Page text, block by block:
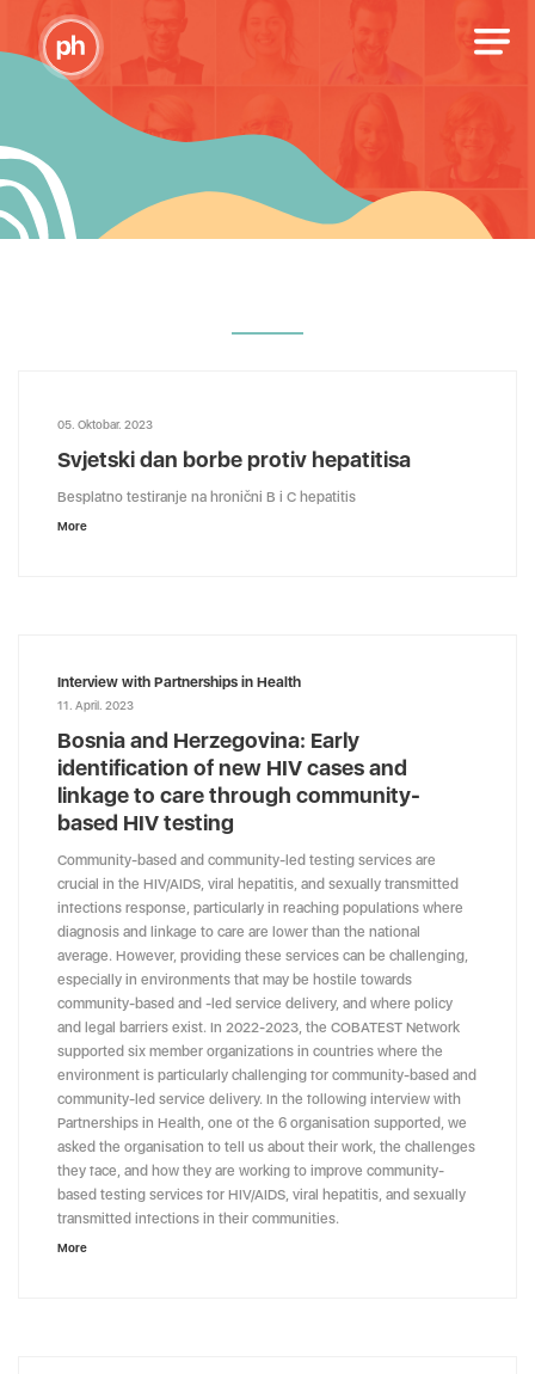
05. Oktobar. 2023
Svjetski dan borbe protiv hepatitisa
Besplatno testiranje na hronični B i C hepatitis
More
Interview with Partnerships in Health
11. April. 2023
Bosnia and Herzegovina: Early
identification of new HIV cases and
linkage to care through community-
based HIV testing
Community-based and community-led testing services are
crucial in the HIV/AIDS, viral hepatitis, and sexually transmitted
infections response, particularly in reaching populations where
diagnosis and linkage to care are lower than the national
average. However, providing these services can be challenging,
especially in environments that may be hostile towards
community-based and -led service delivery, and where policy
and legal barriers exist. In 2022-2023, the COBATEST Network
supported six member organizations in countries where the
environment is particularly challenging for community-based and
community-led service delivery. In the following interview with
Partnerships in Health, one of the 6 organisation supported, we
asked the organisation to tell us about their work, the challenges
they face, and how they are working to improve community-
based testing services for HIV/AIDS, viral hepatitis, and sexually
transmitted infections in their communities.
More